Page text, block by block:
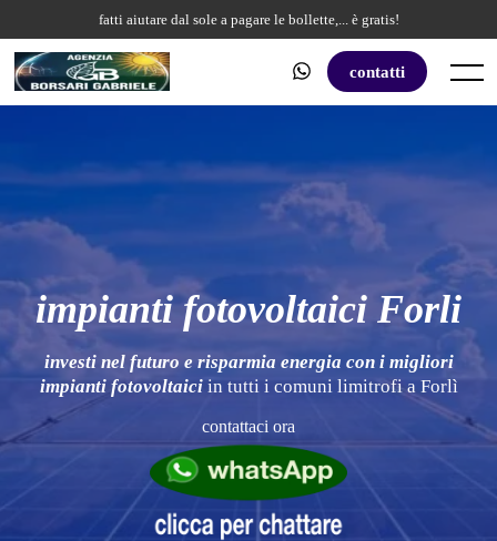
content
fatti aiutare dal sole a pagare le bollette,... è gratis!
Menu
contatti
impianti fotovoltaici Forli
investi nel futuro e risparmia energia con i migliori
impianti fotovoltaiciin tutti i comuni limitrofi a Forlì
contattaci ora